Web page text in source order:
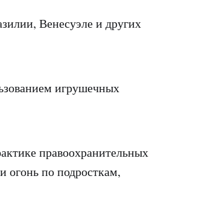
Венесуэле и других
игрушечных
правоохранительных
огонь по подросткам,